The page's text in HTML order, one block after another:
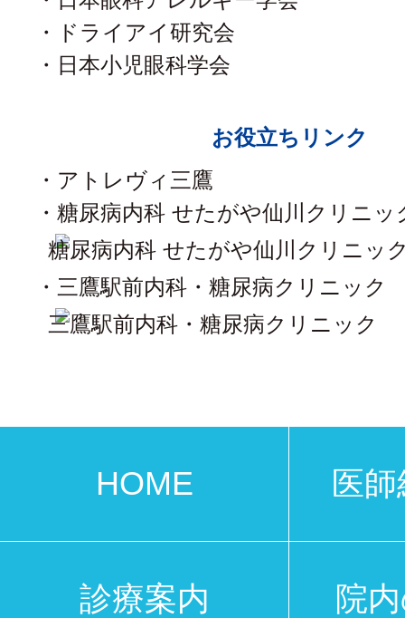
・ドライアイ研究会
・日本小児眼科学会
お役立ちリンク
・アトレヴィ三鷹
・糖尿病内科 せたがや仙川クリニッ
・三鷹駅前内科・糖尿病クリニック
HOME 医
診療案内 院